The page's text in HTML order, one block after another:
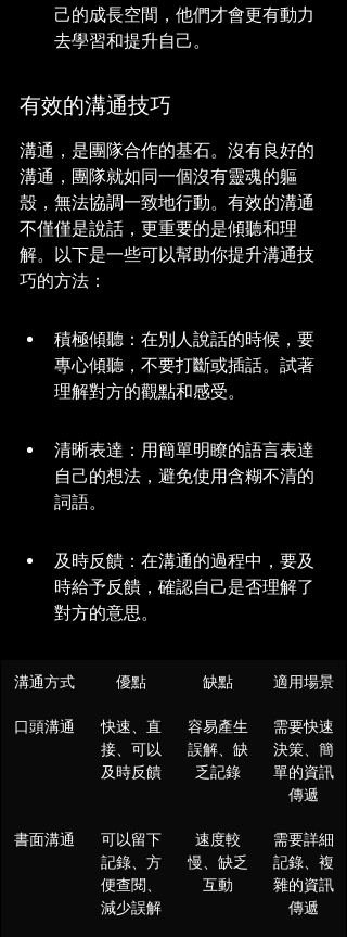
己的成長空間，他們才會更有動力
去學習和提升自己。
有效的溝通技巧
溝通，是團隊合作的基石。沒有良好的
溝通，團隊就如同一個沒有靈魂的軀
殼，無法協調一致地行動。有效的溝通
不僅僅是說話，更重要的是傾聽和理
解。以下是一些可以幫助你提升溝通技
巧的方法：
積極傾聽：在別人說話的時候，要
專心傾聽，不要打斷或插話。試著
理解對方的觀點和感受。
清晰表達：用簡單明瞭的語言表達
自己的想法，避免使用含糊不清的
詞語。
及時反饋：在溝通的過程中，要及
時給予反饋，確認自己是否理解了
對方的意思。
溝通方式 優點 缺點 適用場景
口頭溝通
快速、直
接、可以
及時反饋
容易產生
誤解、缺
乏記錄
需要快速
決策、簡
單的資訊
傳遞
書面溝通
可以留下
記錄、方
便查閱、
減少誤解
速度較
慢、缺乏
互動
需要詳細
記錄、複
雜的資訊
傳遞